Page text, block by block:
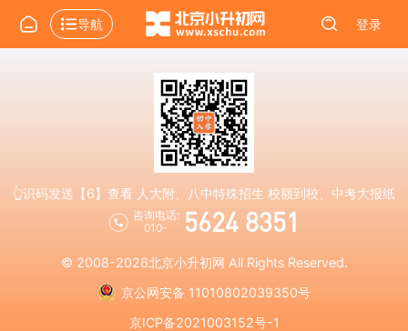
导航 登录
👆识码发送【6】查看 人大附、八中特殊招生 校额到校、中考大报纸
咨询电话:
010-
5624 8351
© 2008-2026北京小升初网 All Rights Reserved.
京公网安备 11010802039350号
京ICP备2021003152号-1